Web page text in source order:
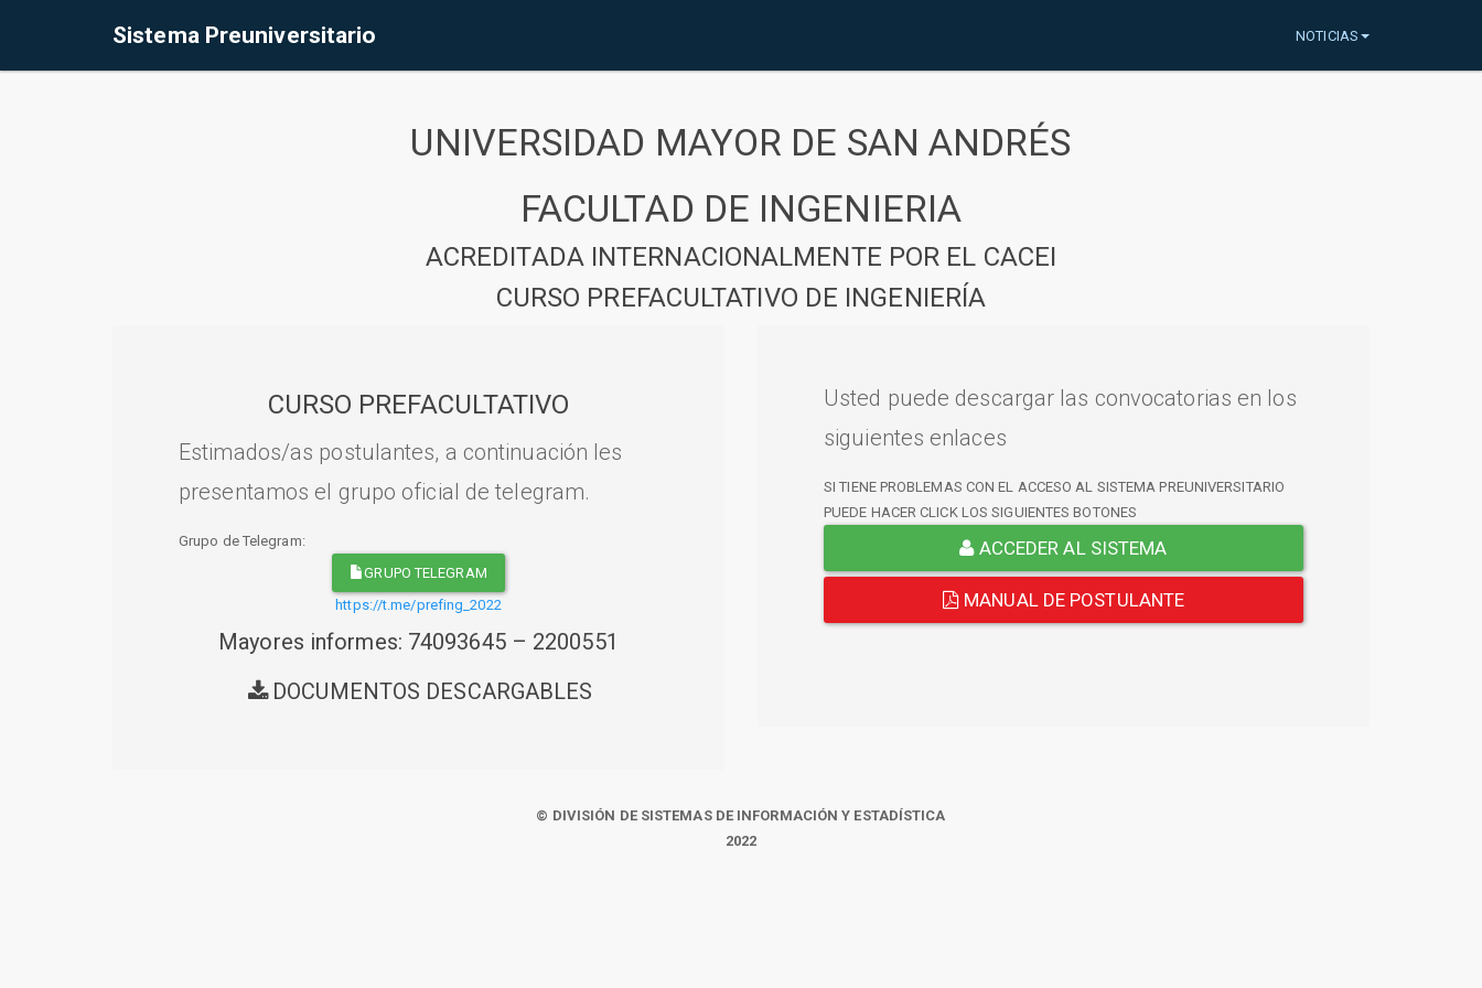
Sistema Preuniversitario NOTICIAS
UNIVERSIDAD MAYOR DE SAN ANDRÉS
FACULTAD DE INGENIERIA
ACREDITADA INTERNACIONALMENTE POR EL CACEI
CURSO PREFACULTATIVO DE INGENIERÍA
CURSO PREFACULTATIVO
Estimados/as postulantes, a continuación les
presentamos el grupo oficial de telegram.
Grupo de Telegram:
GRUPO TELEGRAM
https://t.me/prefing_2022
Mayores informes: 74093645 – 2200551
DOCUMENTOS DESCARGABLES
Usted puede descargar las convocatorias en los
siguientes enlaces
SI TIENE PROBLEMAS CON EL ACCESO AL SISTEMA PREUNIVERSITARIO
PUEDE HACER CLICK LOS SIGUIENTES BOTONES
ACCEDER AL SISTEMA
MANUAL DE POSTULANTE
© DIVISIÓN DE SISTEMAS DE INFORMACIÓN Y ESTADÍSTICA
2022